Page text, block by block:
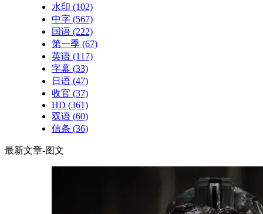
水印 (102)
中字 (567)
国语 (222)
第一季 (67)
英语 (117)
字幕 (33)
日语 (47)
收官 (37)
HD (361)
双语 (60)
信条 (36)
最新文章-图文